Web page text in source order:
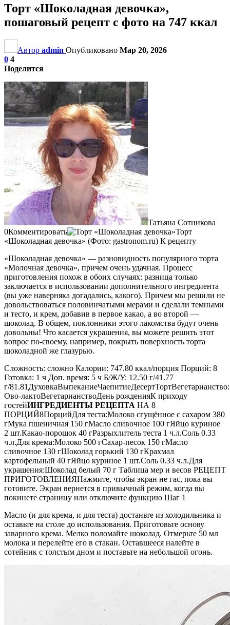
Торт «Шоколадная девочка»,
пошаговый рецепт с фото на 747 ккал
Автор admin Опубликовано Мар 20, 2026
0 4
Поделится
Татьяна Сотникова
0Комментировать
Торт
«Шоколадная девочка» (Фото: gastronom.ru) К рецепту
«Шоколадная девочка» — разновидность популярного торта
«Молочная девочка», причем очень удачная. Процесс
приготовления похож в обоих случаях: разница только
заключается в использовании дополнительного ингредиента
(вы уже наверняка догадались, какого). Причем мы решили не
довольствоваться половинчатыми мерами и сделали темными
и тесто, и крем, добавив в первое какао, а во второй —
шоколад. В общем, поклонники этого лакомства будут очень
довольны! Что касается украшения, вы можете решить этот
вопрос по-своему, например, покрыть поверхность торта
шоколадной же глазурью.
Сложность: сложно Калории: 747.80 ккал/порция Порций: 8
Готовка: 1 ч Доп. время: 5 ч Б/Ж/У: 12.50 г/41.77
г/81.81ДуховкаВыпеканиеЧаепитиеДесертТортВегетарианство:
Ово-лактоВегетарианствоДень рожденияК приходу
гостейИНГРЕДИЕНТЫ РЕЦЕПТА НА 8
ПОРЦИЙ8ПорцийДля теста:Молоко сгущённое с сахаром 380
гМука пшеничная 150 гМасло сливочное 100 гЯйцо куриное
2 шт.Какао-порошок 40 гРазрыхлитель теста 1 ч.л.Соль 0.33
ч.л.Для крема:Молоко 500 гСахар-песок 150 гМасло
сливочное 130 гШоколад горький 130 гКрахмал
картофельный 40 гЯйцо куриное 1 шт.Соль 0.33 ч.л.Для
украшения:Шоколад белый 70 г Таблица мер и весов РЕЦЕПТ
ПРИГОТОВЛЕНИЯНажмите, чтобы экран не гас, пока вы
готовите. Экран вернется в привычный режим, когда вы
покинете страницу или отключите функцию Шаг 1
Масло (и для крема, и для теста) достаньте из холодильника и
оставьте на столе до использования. Приготовьте основу
заварного крема. Мелко поломайте шоколад. Отмерьте 50 мл
молока и перелейте его в стакан. Оставшееся налейте в
сотейник с толстым дном и поставьте на небольшой огонь.